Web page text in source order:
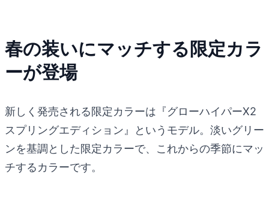
春の装いにマッチする限定カラ
ーが登場
新しく発売される限定カラーは『グローハイパーX2
スプリングエディション』というモデル。淡いグリー
ンを基調とした限定カラーで、これからの季節にマッ
チするカラーです。